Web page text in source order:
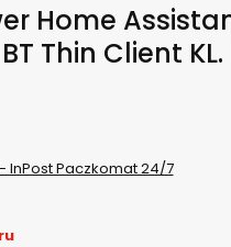
Home
Thin Client KL.
- InPost Paczkomat 24/7